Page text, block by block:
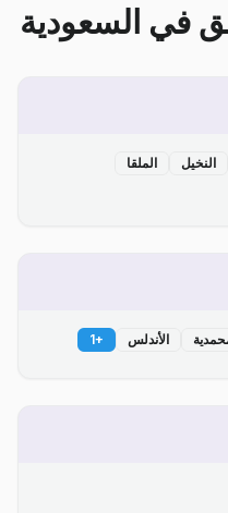
في السعودية
النخيل
الملقا
الأندلس +
1